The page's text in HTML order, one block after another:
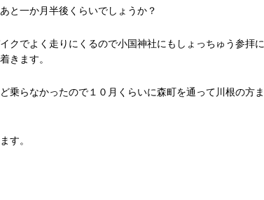
と一か月半後くらいでしょうか？
クでよく走りにくるので小国神社にもしょっちゅう参拝に
きます。
乗らなかったので１０月くらいに森町を通って川根の方ま
す。